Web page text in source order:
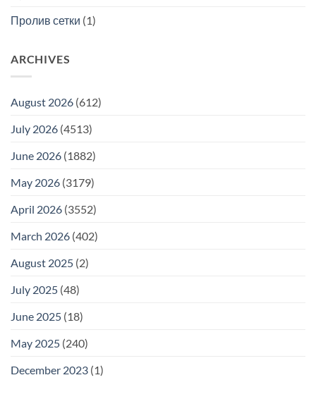
Пролив сетки (1)
ARCHIVES
August 2026 (612)
July 2026 (4513)
June 2026 (1882)
May 2026 (3179)
April 2026 (3552)
March 2026 (402)
August 2025 (2)
July 2025 (48)
June 2025 (18)
May 2025 (240)
December 2023 (1)